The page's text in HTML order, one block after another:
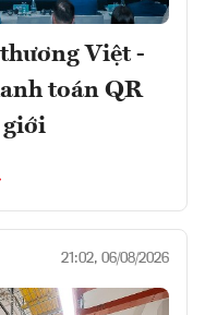
Việt -
toán QR
giới
21:02, 06/08/2026